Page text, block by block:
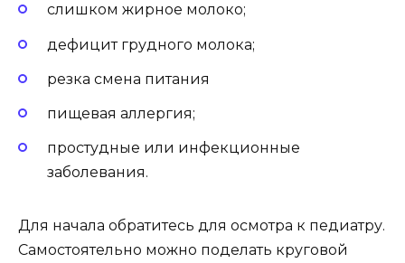
слишком жирное молоко;
дефицит грудного молока;
резка смена питания
пищевая аллергия;
простудные или инфекционные
заболевания.
Для начала обратитесь для осмотра к педиатру.
Самостоятельно можно поделать круговой